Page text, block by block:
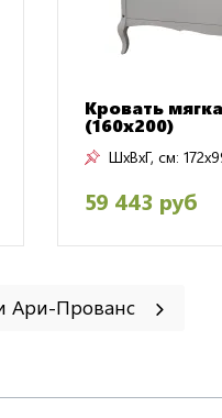
Кровать
(160х200)
ШxВxГ, см:
59 443 руб
Ари-Прованс